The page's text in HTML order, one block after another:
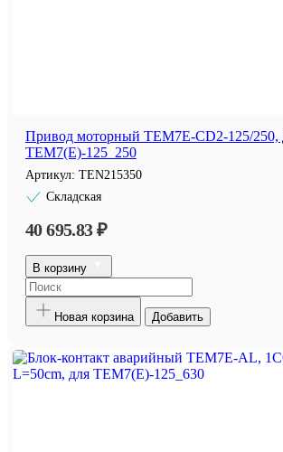
Привод моторный TEM7E-CD2-125/250,
TEM7(E)-125_250
Артикул: TEN215350
Складская
40 695.83 ₽
В корзину
Новая корзина Добавить